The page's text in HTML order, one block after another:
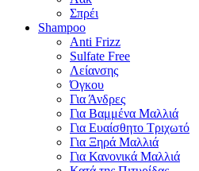
Σπρέι
Shampoo
Anti Frizz
Sulfate Free
Λείανσης
Όγκου
Για Άνδρες
Για Βαμμένα Μαλλιά
Για Ευαίσθητο Τριχωτό
Για Ξηρά Μαλλιά
Για Κανονικά Μαλλιά